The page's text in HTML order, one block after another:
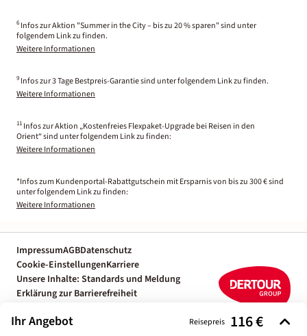
Ihr Angebot Reisepreis 116 €
6 Infos zur Aktion "Summer in the City – bis zu 20 % sparen" sind unter
folgendem Link zu finden.
Weitere Informationen
9 Infos zur 3 Tage Bestpreis-Garantie sind unter folgendem Link zu finden.
Weitere Informationen
11 Infos zur Aktion „Kostenfreies Flexpaket-Upgrade bei Reisen in den
Orient“ sind unter folgendem Link zu finden:
Weitere Informationen
*Infos zum Kundenportal-Rabattgutschein mit Ersparnis von bis zu 300 € sind
unter folgendem Link zu finden:
Weitere Informationen
ImpressumAGBDatenschutz
Cookie-EinstellungenKarriere
Unsere Inhalte: Standards und Meldung
Erklärung zur Barrierefreiheit
Reiseexperten